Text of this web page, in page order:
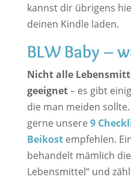
kannst dir übrigens
deinen Kindle laden.
BLW Baby –
Nicht alle
geeignet– es gibt
die man meiden
gerne unsere 9
Beikostempfehlen.
behandelt mämlich
Lebensmittel“ und